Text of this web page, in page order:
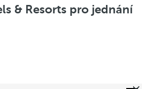
& Resorts pro jednání